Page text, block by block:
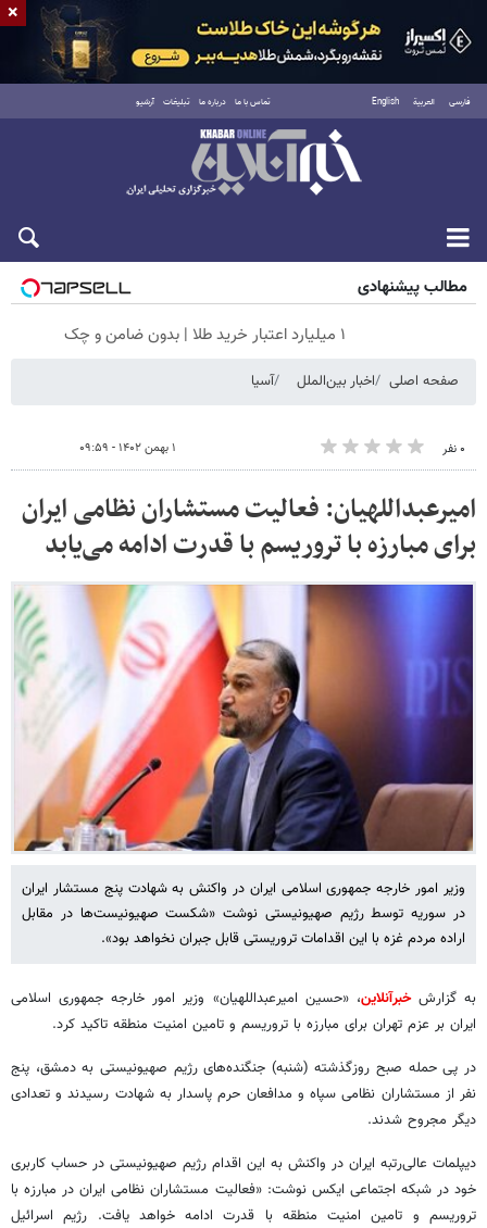
فارسی العربية English تماس با ما درباره ما تبلیغات آرشیو
شنبه ۱۷ مرداد ۱۴۰۵
مطالب پیشنهادی
۱ میلیارد اعتبار خرید طلا | بدون ضامن و چک
صفحه اصلی اخبار بین‌الملل آسیا
۰ نفر ۱ بهمن ۱۴۰۲ - ۰۹:۵۹
امیرعبداللهیان: فعالیت مستشاران نظامی ایران
برای مبارزه با تروریسم با قدرت ادامه می‌یابد
وزیر امور خارجه جمهوری اسلامی ایران در واکنش به شهادت پنج مستشار ایران
در سوریه توسط رژیم صهیونیستی نوشت «شکست صهیونیست‌ها در مقابل
اراده مردم غزه با این اقدامات تروریستی قابل جبران نخواهد بود».
به گزارشخبرآنلاین، «حسین امیرعبداللهیان» وزیر امور خارجه جمهوری اسلامی
ایران بر عزم تهران برای مبارزه با تروریسم و تامین امنیت منطقه تاکید کرد.
در پی حمله صبح روزگذشته (شنبه) جنگنده‌های رژیم صهیونیستی به دمشق، پنج
نفر از مستشاران نظامی سپاه و مدافعان حرم پاسدار به شهادت رسیدند و تعدادی
دیگر مجروح شدند.
دیپلمات عالی‌رتبه ایران در واکنش به این اقدام رژیم صهیونیستی در حساب کاربری
خود در شبکه اجتماعی ایکس نوشت: «فعالیت مستشاران نظامی ایران در مبارزه با
تروریسم و تامین امنیت منطقه با قدرت ادامه خواهد یافت. رژیم اسرائیل
×